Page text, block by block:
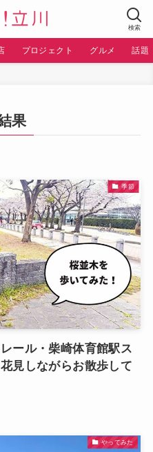
検索
プロジェクト グルメ 話題
果
季節
ール・柴崎体育館駅ス
見しながらお散歩して
やってみた